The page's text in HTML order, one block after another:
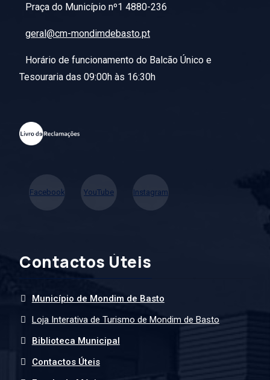
Praça do Município nº1 4880-236
geral@cm-mondimdebasto.pt
Horário de funcionamento do Balcão Único e
Tesouraria das 09:00h às 16:30h
Facebook YouTube Instagram
Contactos Úteis
Município de Mondim de Basto
Loja Interativa de Turismo de Mondim de Basto
Biblioteca Municipal
Contactos Úteis